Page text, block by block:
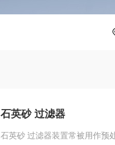
石英砂 过滤器
石英砂 过滤器装置常被用作预